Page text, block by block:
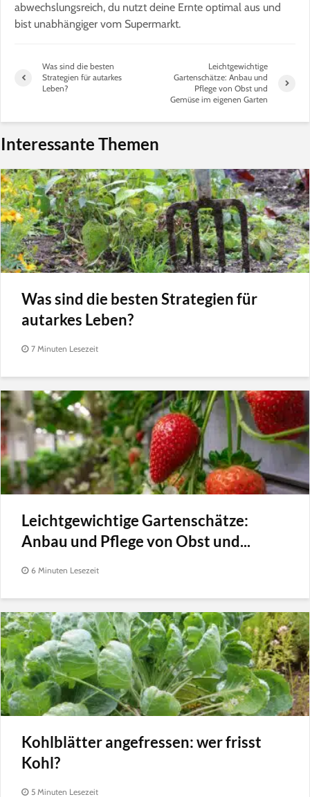
abwechslungsreich, du nutzt deine Ernte optimal aus und
bist unabhängiger vom Supermarkt.
Was sind die besten
Strategien für autarkes
Leben?
Leichtgewichtige
Gartenschätze: Anbau und
Pflege von Obst und
Gemüse im eigenen Garten
Interessante Themen
Was sind die besten Strategien für
autarkes Leben?
7 Minuten Lesezeit
Leichtgewichtige Gartenschätze:
Anbau und Pflege von Obst und...
6 Minuten Lesezeit
Kohlblätter angefressen: wer frisst
Kohl?
5 Minuten Lesezeit